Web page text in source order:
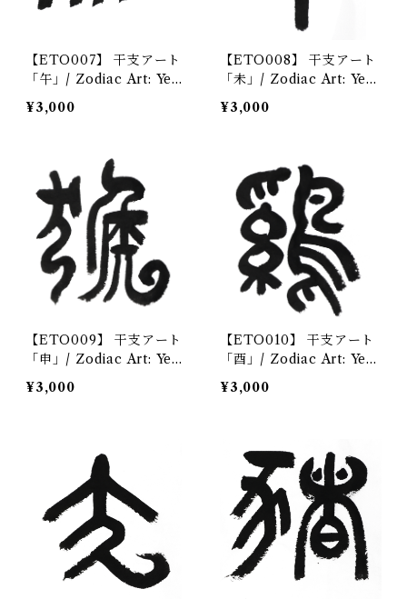
【ETO007】 干支アート
「午」/ Zodiac Art: Year
of the Horse デジタル
コンテンツ/Digital conte
¥3,000
【ETO008】 干支アート
「未」/ Zodiac Art: Year
of the Ram デジタルコ
ンテンツ/Digital content
¥3,000
【ETO009】 干支アート
「申」/ Zodiac Art: Year
of the Monkey デジタ
ルコンテンツ/Digital con
¥3,000
【ETO010】 干支アート
「酉」/ Zodiac Art: Year
of the Rooster デジタ
ルコンテンツ/Digital con
¥3,000